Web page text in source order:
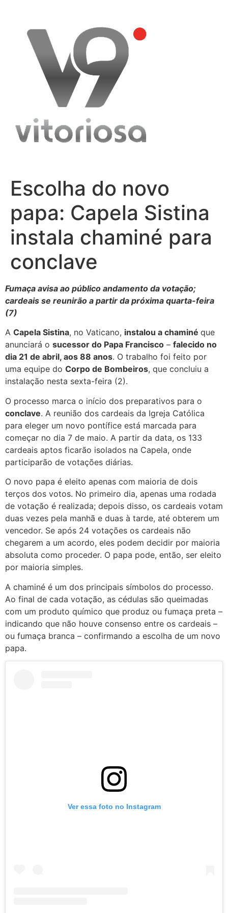
content
Escolha do novo
papa: Capela Sistina
instala chaminé para
conclave
Fumaça avisa ao público andamento da votação;
cardeais se reunirão a partir da próxima quarta-feira
(7)
A Capela Sistina, no Vaticano, instalou a chaminé que
anunciará o sucessor do Papa Francisco – falecido no
dia 21 de abril, aos 88 anos. O trabalho foi feito por
uma equipe do Corpo de Bombeiros, que concluiu a
instalação nesta sexta-feira (2).
O processo marca o início dos preparativos para o
conclave. A reunião dos cardeais da Igreja Católica
para eleger um novo pontífice está marcada para
começar no dia 7 de maio. A partir da data, os 133
cardeais aptos ficarão isolados na Capela, onde
participarão de votações diárias.
O novo papa é eleito apenas com maioria de dois
terços dos votos. No primeiro dia, apenas uma rodada
de votação é realizada; depois disso, os cardeais votam
duas vezes pela manhã e duas à tarde, até obterem um
vencedor. Se após 24 votações os cardeais não
chegarem a um acordo, eles podem decidir por maioria
absoluta como proceder. O papa pode, então, ser eleito
por maioria simples.
A chaminé é um dos principais símbolos do processo.
Ao final de cada votação, as cédulas são queimadas
com um produto químico que produz ou fumaça preta –
indicando que não houve consenso entre os cardeais –
ou fumaça branca – confirmando a escolha de um novo
papa.
Ver essa foto no Instagram